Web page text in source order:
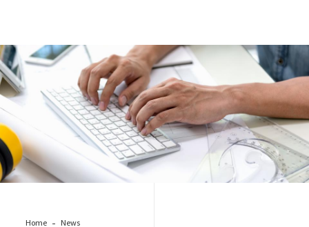
Istock-architecth
Home News